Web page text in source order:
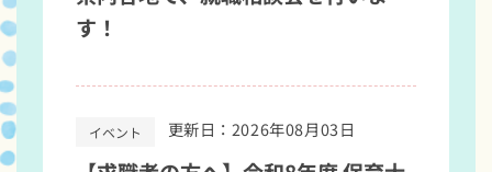
す！
イベント 更新日：2026年08月03日